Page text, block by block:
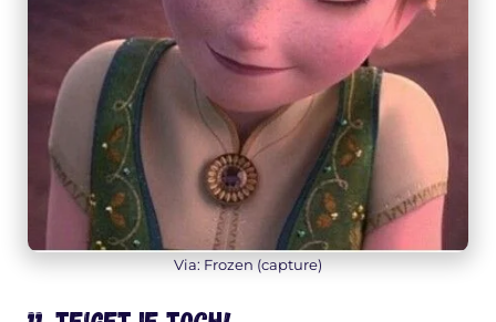
Via: Frozen (capture)